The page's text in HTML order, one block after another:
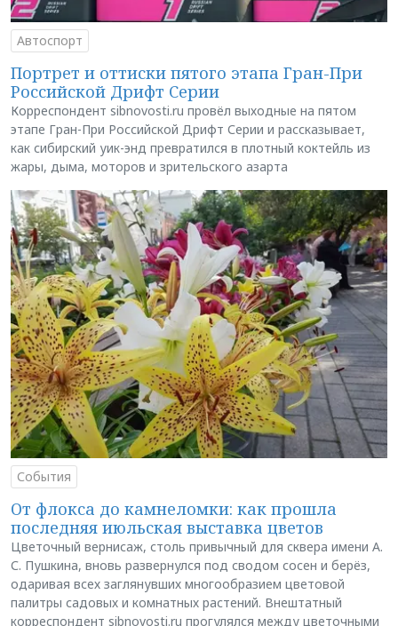
Автоспорт
Портрет и оттиски пятого этапа Гран-При
Российской Дрифт Серии
Корреспондент sibnovosti.ru провёл выходные на пятом
этапе Гран-При Российской Дрифт Серии и рассказывает,
как сибирский уик-энд превратился в плотный коктейль из
жары, дыма, моторов и зрительского азарта
События
От флокса до камнеломки: как прошла
последняя июльская выставка цветов
Цветочный вернисаж, столь привычный для сквера имени А.
С. Пушкина, вновь развернулся под сводом сосен и берёз,
одаривая всех заглянувших многообразием цветовой
палитры садовых и комнатных растений. Внештатный
корреспондент sibnovosti.ru прогулялся между цветочными